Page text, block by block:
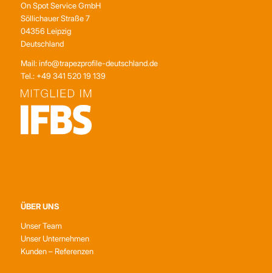
On Spot Service GmbH
Söllichauer Straße 7
04356 Leipzig
Deutschland
Mail: info@trapezprofile-deutschland.de
Tel.: +49 341 520 19 139
ÜBER UNS
Unser Team
Unser Unternehmen
Kunden – Referenzen